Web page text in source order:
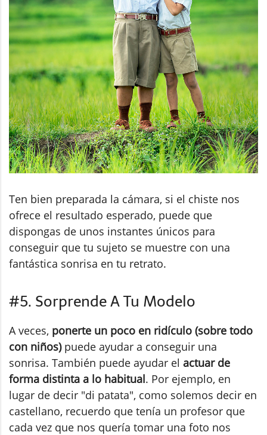
Ten bien preparada la cámara, si el chiste nos
ofrece el resultado esperado, puede que
dispongas de unos instantes únicos para
conseguir que tu sujeto se muestre con una
fantástica sonrisa en tu retrato.
#5. Sorprende A Tu Modelo
A veces, ponerte un poco en ridículo (sobre todo
con niños)puede ayudar a conseguir una
sonrisa. También puede ayudar el actuar de
forma distinta a lo habitual. Por ejemplo, en
lugar de decir "di patata", como solemos decir en
castellano, recuerdo que tenía un profesor que
cada vez que nos quería tomar una foto nos